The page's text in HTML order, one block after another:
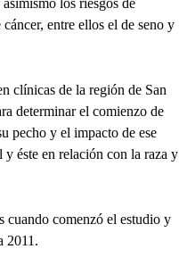
los riesgos de
entre ellos el de seno y
clínicas de la región de San
determinar el comienzo de
pecho y el impacto de ese
éste en relación con la raza y
cuando comenzó el estudio y
2011.